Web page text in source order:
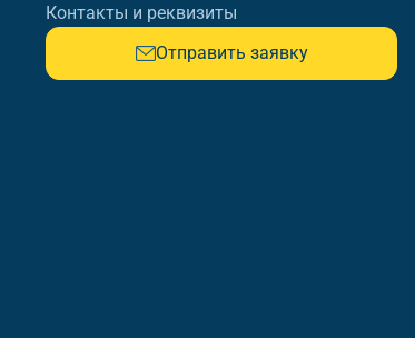
Контакты и реквизиты
Отправить заявку